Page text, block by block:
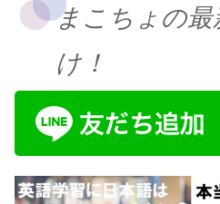
まこちょの最
け！